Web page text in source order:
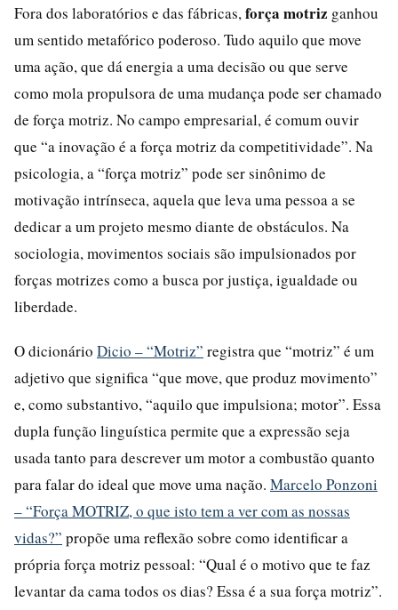
Fora dos laboratórios e das fábricas, força motriz ganhou
um sentido metafórico poderoso. Tudo aquilo que move
uma ação, que dá energia a uma decisão ou que serve
como mola propulsora de uma mudança pode ser chamado
de força motriz. No campo empresarial, é comum ouvir
que “a inovação é a força motriz da competitividade”. Na
psicologia, a “força motriz” pode ser sinônimo de
motivação intrínseca, aquela que leva uma pessoa a se
dedicar a um projeto mesmo diante de obstáculos. Na
sociologia, movimentos sociais são impulsionados por
forças motrizes como a busca por justiça, igualdade ou
liberdade.
O dicionário Dicio – “Motriz” registra que “motriz” é um
adjetivo que significa “que move, que produz movimento”
e, como substantivo, “aquilo que impulsiona; motor”. Essa
dupla função linguística permite que a expressão seja
usada tanto para descrever um motor a combustão quanto
para falar do ideal que move uma nação. Marcelo Ponzoni
– “Força MOTRIZ, o que isto tem a ver com as nossas
vidas?” propõe uma reflexão sobre como identificar a
própria força motriz pessoal: “Qual é o motivo que te faz
levantar da cama todos os dias? Essa é a sua força motriz”.